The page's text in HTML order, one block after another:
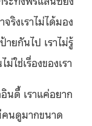
ริงเราไม่ได้มอง
ยกันไป เราไม่รู้
ใช่เรื่องของเรา
นดี้ เราแค่อยาก
คนดูมากขนาด